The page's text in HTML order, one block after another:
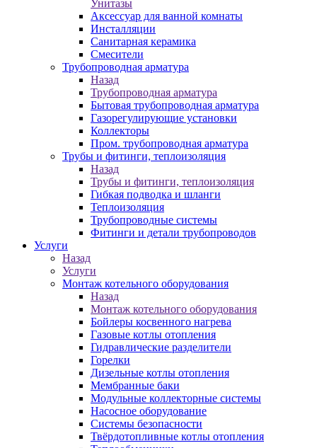
Унитазы
Аксессуар для ванной комнаты
Инсталляции
Санитарная керамика
Смесители
Трубопроводная арматура
Назад
Трубопроводная арматура
Бытовая трубопроводная арматура
Газорегулирующие установки
Коллекторы
Пром. трубопроводная арматура
Трубы и фитинги, теплоизоляция
Назад
Трубы и фитинги, теплоизоляция
Гибкая подводка и шланги
Теплоизоляция
Трубопроводные системы
Фитинги и детали трубопроводов
Услуги
Назад
Услуги
Монтаж котельного оборудования
Назад
Монтаж котельного оборудования
Бойлеры косвенного нагрева
Газовые котлы отопления
Гидравлические разделители
Горелки
Дизельные котлы отопления
Мембранные баки
Модульные коллекторные системы
Насосное оборудование
Системы безопасности
Твёрдотопливные котлы отопления